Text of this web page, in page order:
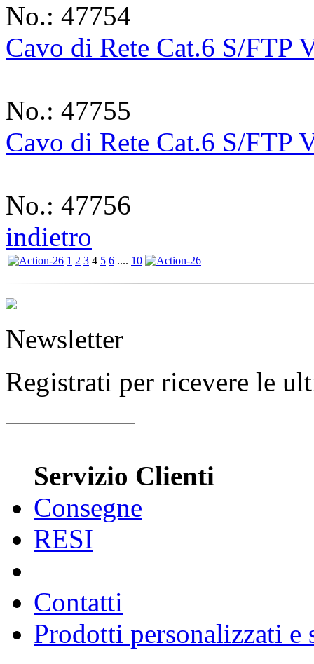
No.: 47754
Cavo di Rete Cat.6 S/FTP
No.: 47755
Cavo di Rete Cat.6 S/FTP
No.: 47756
indietro
1 2 3 4 5 6 .... 10
Newsletter
Registrati per ricevere le
Servizio Clienti
Consegne
RESI
Contatti
Prodotti personalizzati e